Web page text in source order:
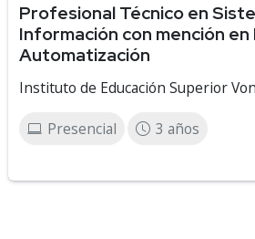
Profesional Técnico en
Información con mención
Automatización
Instituto de Educación Superior
Presencial 3 años